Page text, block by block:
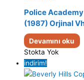
Police
(1987) Orjinal
Devamını oku
Stokta Yok
indirim!